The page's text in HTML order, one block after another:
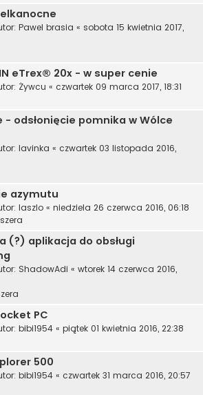
Pawel brasia « sobota 15 kwietnia 2017,
eTrex® 20x - w super cenie
Żywcu « czwartek 09 marca 2017, 18:31
- odsłonięcie pomnika w Wólce
lavinka « czwartek 03 listopada 2016,
azymutu
laszlo « niedziela 26 czerwca 2016, 06:18
(?) aplikacja do obsługi
ShadowAdi « wtorek 14 czerwca 2016,
PC
bibi1954 « piątek 01 kwietnia 2016, 22:38
500
bibi1954 « czwartek 31 marca 2016, 20:57